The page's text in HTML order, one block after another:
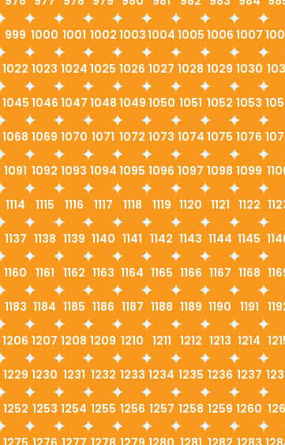
999 1000 1001 1002 10031004 1005 1006 1007
1022 1023 1024 1025 1026 1027 1028 1029 1030
1045 1046 1047 1048 1049 1050 1051 1052 1053
1068 1069 1070 1071 1072 1073 1074 1075 1076
1091 1092 1093 1094 1095 1096 1097 1098 1099
1114 1115 1116 1117 1118 1119 1120 1121 1122
1137 1138 1139 1140 1141 1142 1143 1144 1145
1160 1161 1162 1163 1164 1165 1166 1167 1168
1183 1184 1185 1186 1187 1188 1189 1190 1191
1206 1207 1208 1209 1210 1211 1212 1213 1214
1229 1230 1231 1232 1233 1234 1235 1236 1237
1252 1253 1254 1255 1256 1257 1258 1259 1260